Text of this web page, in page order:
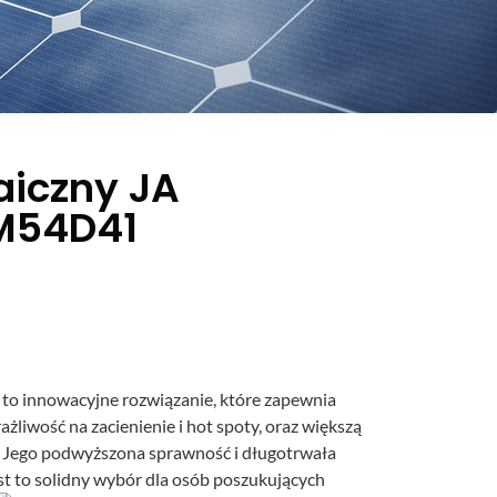
JA
innowacyjne rozwiązanie, które zapewnia
na zacienienie i hot spoty, oraz większą
podwyższona sprawność i długotrwała
to solidny wybór dla osób poszukujących